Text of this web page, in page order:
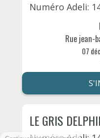
Numéro Adeli:
Rue jean-
07
LE GRIS